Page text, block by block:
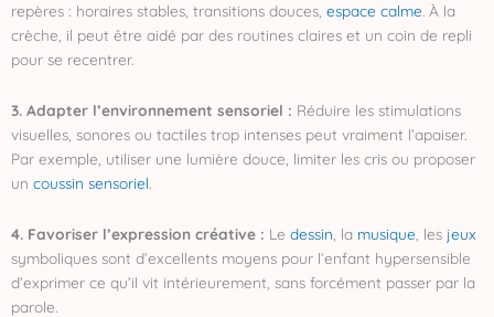
repères : horaires stables, transitions douces, espace calme. À la
crèche, il peut être aidé par des routines claires et un coin de repli
pour se recentrer.
3. Adapter l’environnement sensoriel : Réduire les stimulations
visuelles, sonores ou tactiles trop intenses peut vraiment l’apaiser.
Par exemple, utiliser une lumière douce, limiter les cris ou proposer
un coussin sensoriel.
4. Favoriser l’expression créative : Le dessin , la musique , les jeux
symboliques sont d’excellents moyens pour l’enfant hypersensible
d’exprimer ce qu’il vit intérieurement, sans forcément passer par la
parole.